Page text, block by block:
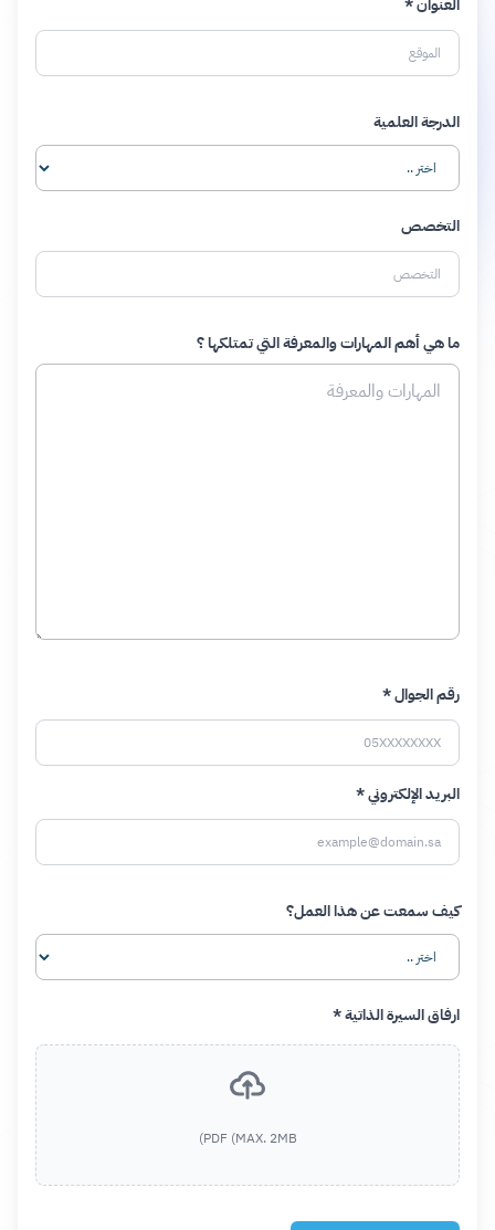
العنوان *
الدرجة العلمية
التخصص
ما هي أهم المهارات والمعرفة التي تمتلكها ؟
رقم الجوال *
البريد الإلكتروني *
كيف سمعت عن هذا العمل؟
ارفاق السيرة الذاتية *
PDF (MAX. 2MB)